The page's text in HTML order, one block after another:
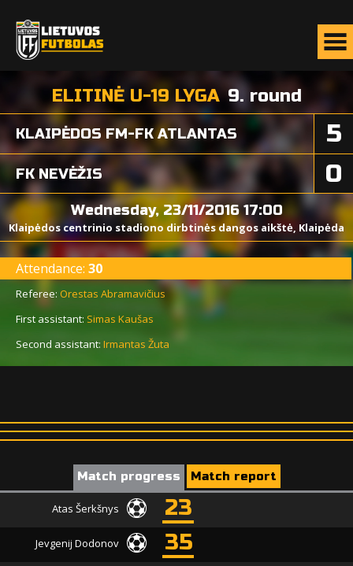
ELITINĖ U-19 LYGA 9. round
5
KLAIPĖDOS FM-FK ATLANTAS
FK NEVĖŽIS 0
Wednesday, 23/11/2016 17:00
Klaipėdos centrinio stadiono dirbtinės dangos aikštė, Klaipėda
Attendance: 30
Referee: Orestas Abramavičius
First assistant: Simas Kaušas
Second assistant: Irmantas Žuta
Match progress Match report
Atas Šerkšnys 23
Jevgenij Dodonov 35